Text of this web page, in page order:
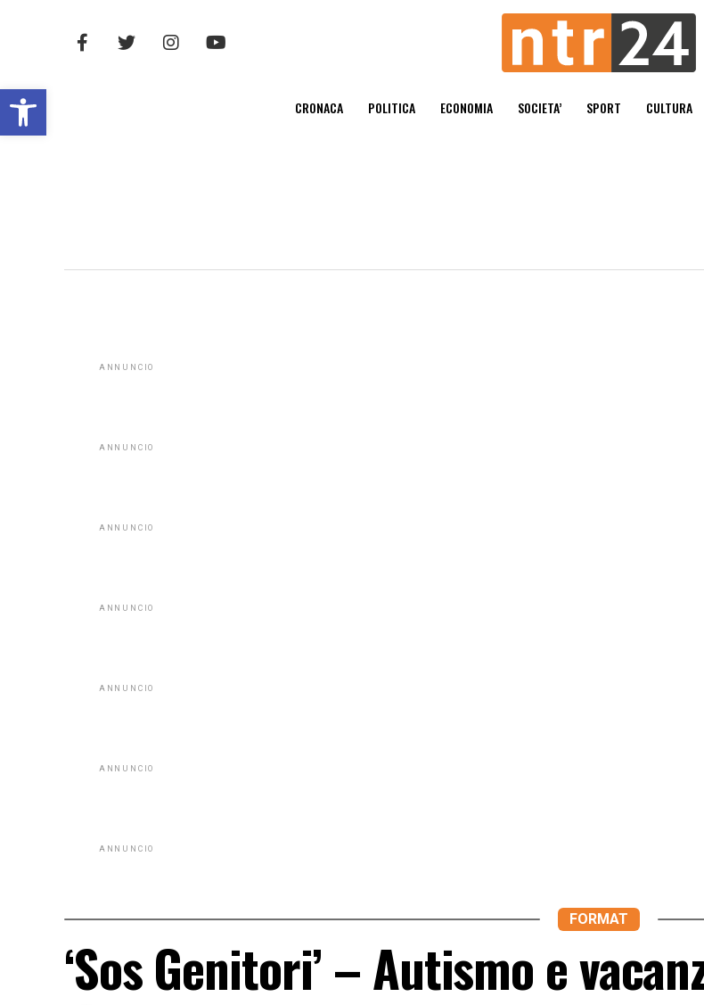
Open toolbar CRONACA POLITICA ECONOMIA SOCIETA’ SPORT CULTURA
ANNUNCIO
ANNUNCIO
ANNUNCIO
ANNUNCIO
ANNUNCIO
ANNUNCIO
ANNUNCIO
FORMAT
‘Sos Genitori’ – Autismo e